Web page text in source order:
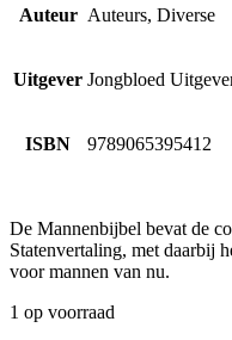
Auteur Auteurs, Diverse
Uitgever Jongbloed
ISBN 9789065395412
De Mannenbijbel bevat de
Statenvertaling, met daarbij
voor mannen van nu.
1 op voorraad